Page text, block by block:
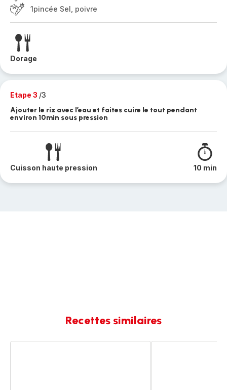
1pincée Sel, poivre
Dorage
Etape 3 /3
Ajouter le riz avec l’eau et faites cuire le tout pendant
environ 10min sous pression
Cuisson haute pression 10 min
Recettes similaires